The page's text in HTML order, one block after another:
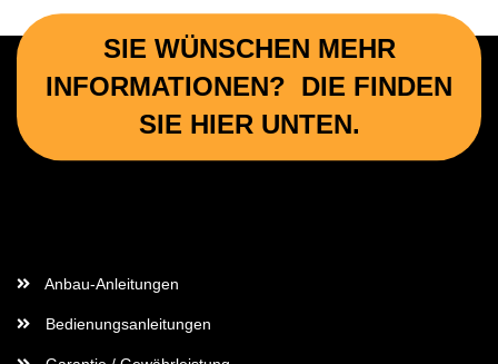
SIE WÜNSCHEN MEHR
INFORMATIONEN? DIE FINDEN
SIE HIER UNTEN.
Anbau-Anleitungen
Bedienungsanleitungen